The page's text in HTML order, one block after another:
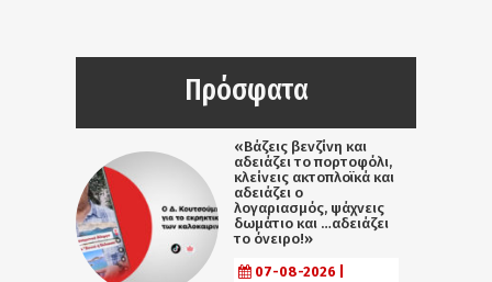
Πρόσφατα
«Βάζεις βενζίνη και
αδειάζει το πορτοφόλι,
κλείνεις ακτοπλοϊκά και
αδειάζει ο
λογαριασμός, ψάχνεις
δωμάτιο και …αδειάζει
το όνειρο!»
07-08-2026 |